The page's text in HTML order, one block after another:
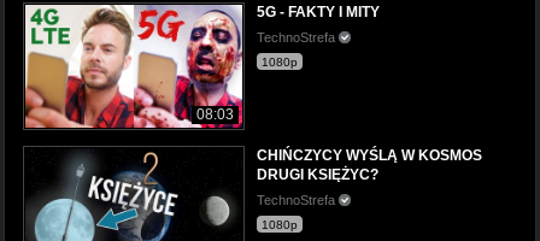
08:03
5G - FAKTY I MITY
TechnoStrefa
1080p
CHIŃCZYCY WYŚLĄ W KOSMOS
DRUGI KSIĘŻYC?
TechnoStrefa
1080p